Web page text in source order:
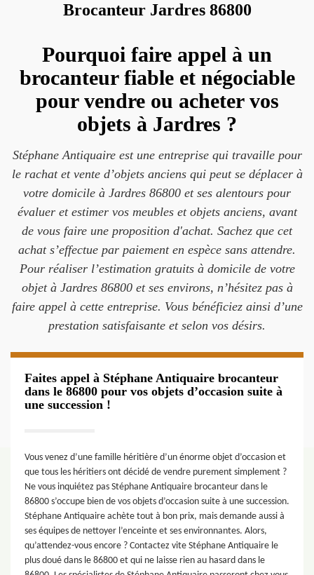
Brocanteur Jardres 86800
Pourquoi faire appel à un
brocanteur fiable et négociable
pour vendre ou acheter vos
objets à Jardres ?
Stéphane Antiquaire est une entreprise qui travaille pour
le rachat et vente d’objets anciens qui peut se déplacer à
votre domicile à Jardres 86800 et ses alentours pour
évaluer et estimer vos meubles et objets anciens, avant
de vous faire une proposition d'achat. Sachez que cet
achat s’effectue par paiement en espèce sans attendre.
Pour réaliser l’estimation gratuits à domicile de votre
objet à Jardres 86800 et ses environs, n’hésitez pas à
faire appel à cette entreprise. Vous bénéficiez ainsi d’une
prestation satisfaisante et selon vos désirs.
Faites appel à Stéphane Antiquaire brocanteur
dans le 86800 pour vos objets d’occasion suite à
une succession !
Vous venez d’une famille héritière d’un énorme objet d’occasion et
que tous les héritiers ont décidé de vendre purement simplement ?
Ne vous inquiétez pas Stéphane Antiquaire brocanteur dans le
86800 s’occupe bien de vos objets d’occasion suite à une succession.
Stéphane Antiquaire achète tout à bon prix, mais demande aussi à
ses équipes de nettoyer l’enceinte et ses environnantes. Alors,
qu’attendez-vous encore ? Contactez vite Stéphane Antiquaire le
plus doué dans le 86800 et qui ne laisse rien au hasard dans le